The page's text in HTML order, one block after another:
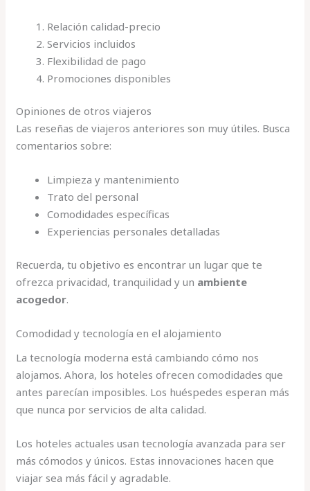
Relación calidad-precio
Servicios incluidos
Flexibilidad de pago
Promociones disponibles
Opiniones de otros viajeros
Las reseñas de viajeros anteriores son muy útiles. Busca
comentarios sobre:
Limpieza y mantenimiento
Trato del personal
Comodidades específicas
Experiencias personales detalladas
Recuerda, tu objetivo es encontrar un lugar que te
ofrezca privacidad, tranquilidad y un ambiente
acogedor.
Comodidad y tecnología en el alojamiento
La tecnología moderna está cambiando cómo nos
alojamos. Ahora, los hoteles ofrecen comodidades que
antes parecían imposibles. Los huéspedes esperan más
que nunca por servicios de alta calidad.
Los hoteles actuales usan tecnología avanzada para ser
más cómodos y únicos. Estas innovaciones hacen que
viajar sea más fácil y agradable.